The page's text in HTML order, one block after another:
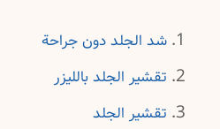
شد الجلد دون جراحة
تقشير الجلد بالليزر
تقشير الجلد